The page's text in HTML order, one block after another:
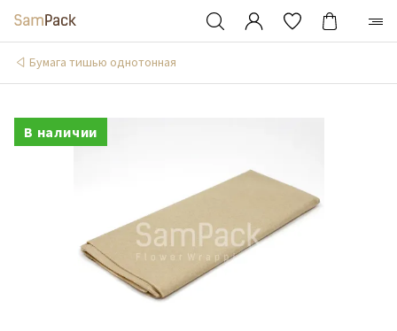
Бумага тишью однотонная
В наличии